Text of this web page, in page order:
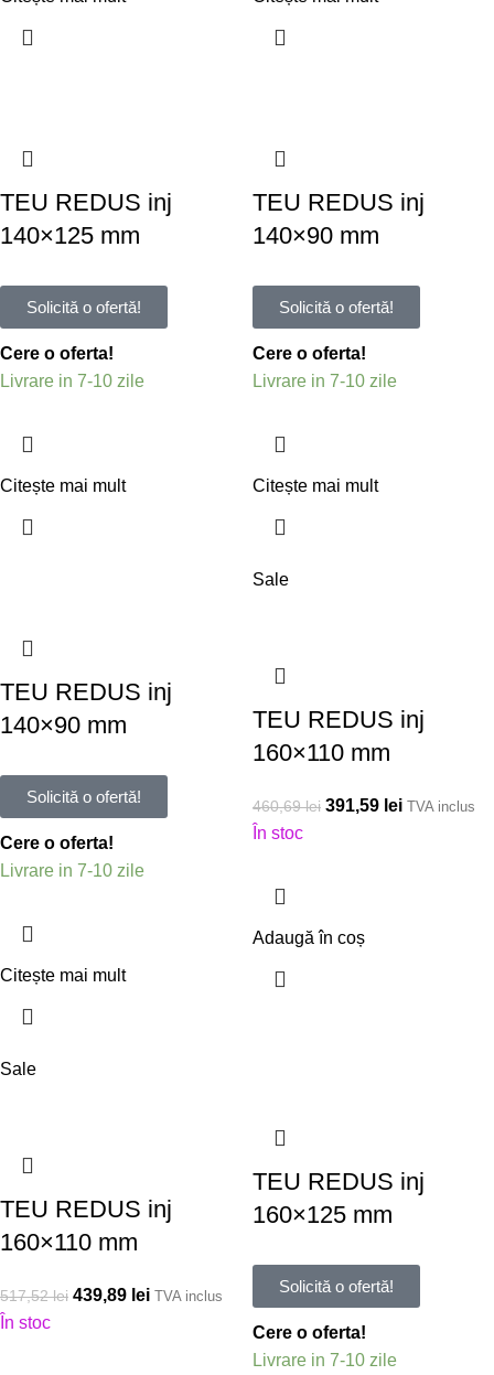
TEU REDUS inj
140×125 mm
Solicită o ofertă!
Cere o oferta!
Livrare in 7-10 zile
Citește mai mult
TEU REDUS inj
140×90 mm
Solicită o ofertă!
Cere o oferta!
Livrare in 7-10 zile
Citește mai mult
TEU REDUS inj
140×90 mm
Solicită o ofertă!
Cere o oferta!
Livrare in 7-10 zile
Citește mai mult
Sale
TEU REDUS inj
160×110 mm
460,69lei 391,59 lei TVA inclus
În stoc
Adaugă în coș
Sale
TEU REDUS inj
160×110 mm
517,52lei 439,89 lei TVA inclus
În stoc
TEU REDUS inj
160×125 mm
Solicită o ofertă!
Cere o oferta!
Livrare in 7-10 zile